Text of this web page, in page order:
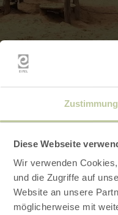
Zustimmung
Diese Webseite
Wir verwenden
und die Zugriffe auf
Website an unsere
möglicherweise mit